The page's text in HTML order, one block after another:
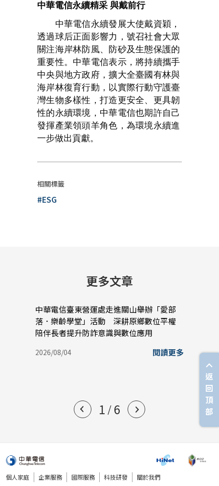
中華電信永續精采 與戴前行
中華電信永續發展大使戴資穎，
透過球后正面影響力，號召社會大眾
關注海岸林防風、防砂及生態保護的
重要性。中華電信表示，將持續攜手
中央與地方政府，擴大全臺國有林與
海岸林復育行動，以實際行動守護臺
灣生物多樣性，打造更安全、更具韌
性的永續環境，中華電信也期許自己
發揮產業領頭羊角色，為環境永續進
一步做出貢獻。
相關標籤
#ESG
更多文章
中華電信臺東營運處走進關山舉辦「愛部
落．樂齡學堂」活動 深耕原鄉數位平權
陪伴長者提升防詐意識與數位應用
2026/08/04 閱讀更多 2026/
1 / 6
個人家庭 企業服務 國際服務 科技研發 關於我們
返
回
頂
部